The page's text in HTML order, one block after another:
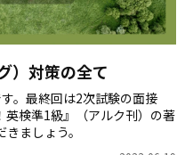
）対策の全て
。最終回は2次試験の面接
英検準1級』（アルク刊）の著
ましょう。